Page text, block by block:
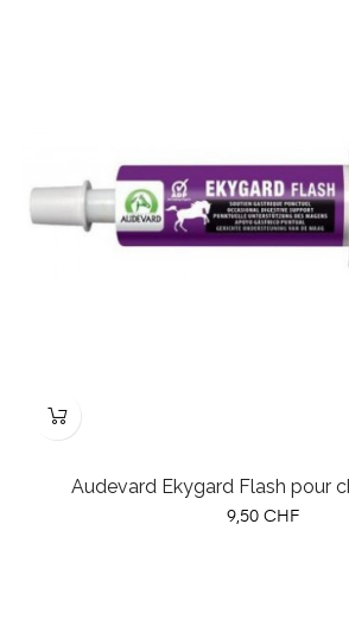
Audevard Ekygard Flash pour
Prix
9,50 CHF